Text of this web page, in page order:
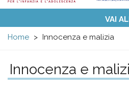
Centro
nazionale
di
menu
Temi
Attività
Convenzione ONUVAI
Home
Innocenza e malizia
Innocenza e